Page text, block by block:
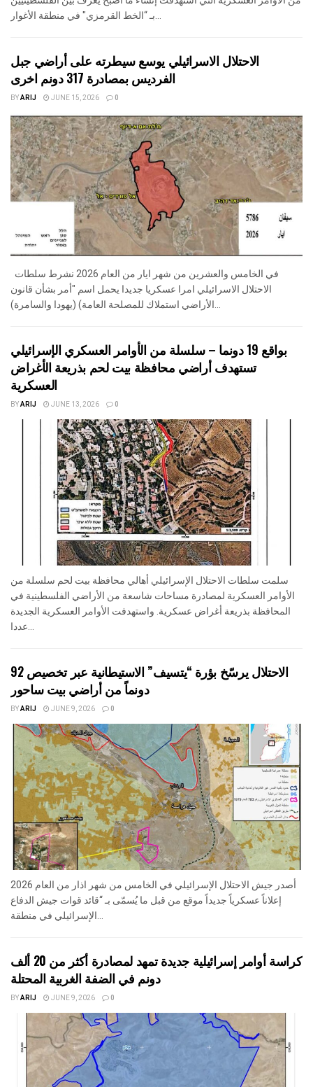
الاحتلال الاسرائيلي يوسع سيطرته على أراضي جبل
الفرديس بمصادرة 317 دونم اخرى
BYARIJ JUNE 15, 2026 0
الاحتلال الاسرائيلي امرا عسكريا جديدا يحمل اسم "أمر بشأن قانون
بواقع 19 دونما – سلسلة من الأوامر العسكري الإسرائيلي
تستهدف أراضي محافظة بيت لحم بذريعة الأغراض
العسكرية
BYARIJ JUNE 13, 2026 0
سلمت سلطات الاحتلال الإسرائيلي أهالي محافظة بيت لحم سلسلة من
الأوامر العسكرية لمصادرة مساحات شاسعة من الأراضي الفلسطينية في
المحافظة بذريعة أغراض عسكرية. واستهدفت الأوامر العسكرية الجديدة
الاحتلال يرسّخ بؤرة “يتسيف” الاستيطانية عبر تخصيص 92
دونماً من أراضي بيت ساحور
BYARIJ JUNE 9, 2026 0
أصدر جيش الاحتلال الإسرائيلي في الخامس من شهر اذار من العام 2026
إعلاناً عسكرياً جديداً موقع من قبل ما يُسمّى بـ “قائد قوات جيش الدفاع
كراسة أوامر إسرائيلية جديدة تمهد لمصادرة أكثر من 20 ألف
دونم في الضفة الغربية المحتلة
BYARIJ JUNE 9, 2026 0